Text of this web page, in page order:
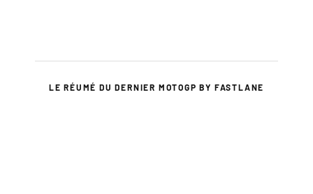
LE RÉUMÉ DU DERNIER MOTOGP BY FASTLANE